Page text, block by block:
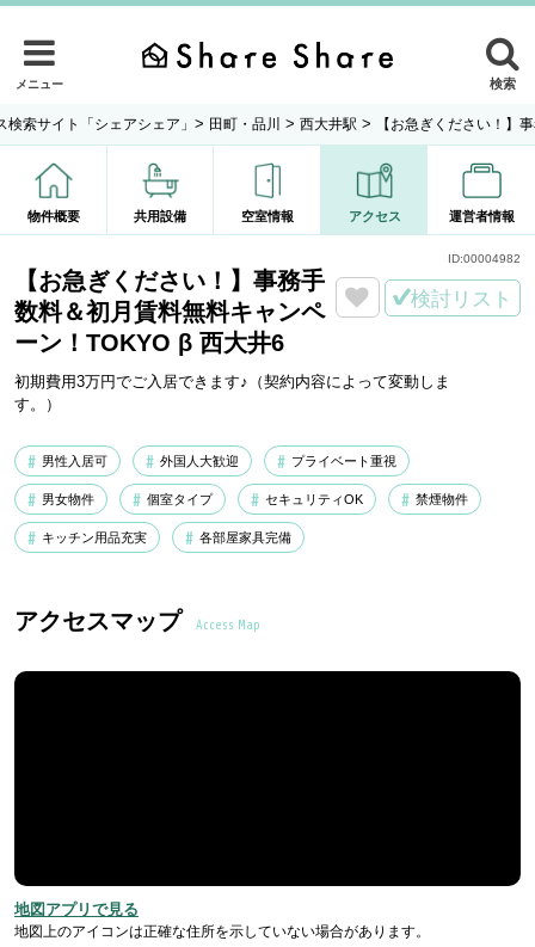
メニュー 検索
検索サイト「シェアシェア」 > 田町・品川 > 西大井駅 > 【お急ぎください！】
物件概要 共用設備 空室情報 アクセス 運営者情報
【お急ぎください！】事務手
数料＆初月賃料無料キャンペ
ーン！TOKYO β 西大井6
初期費用3万円でご入居できます♪（契約内容によって変動しま
す。）
検討リスト
男性入居可 外国人大歓迎 プライベート重視
男女物件 個室タイプ セキュリティOK 禁煙物件
キッチン用品充実 各部屋家具完備
ID:00004982
アクセスマップ Access Map
地図アプリで見る
地図上のアイコンは正確な住所を示していない場合があります。